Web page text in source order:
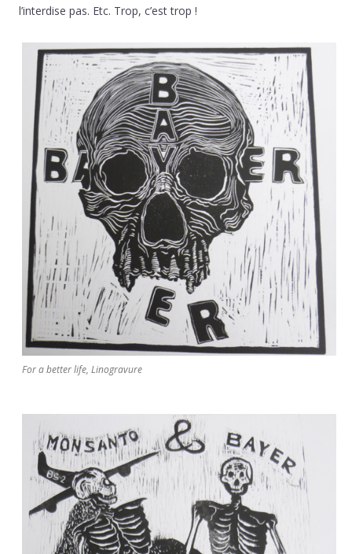
l’interdise pas. Etc. Trop, c’est trop !
For a better life, Linogravure